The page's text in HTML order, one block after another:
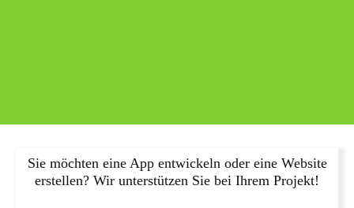
Sie möchten eine App entwickeln oder eine Website
erstellen? Wir unterstützen Sie bei Ihrem Projekt!